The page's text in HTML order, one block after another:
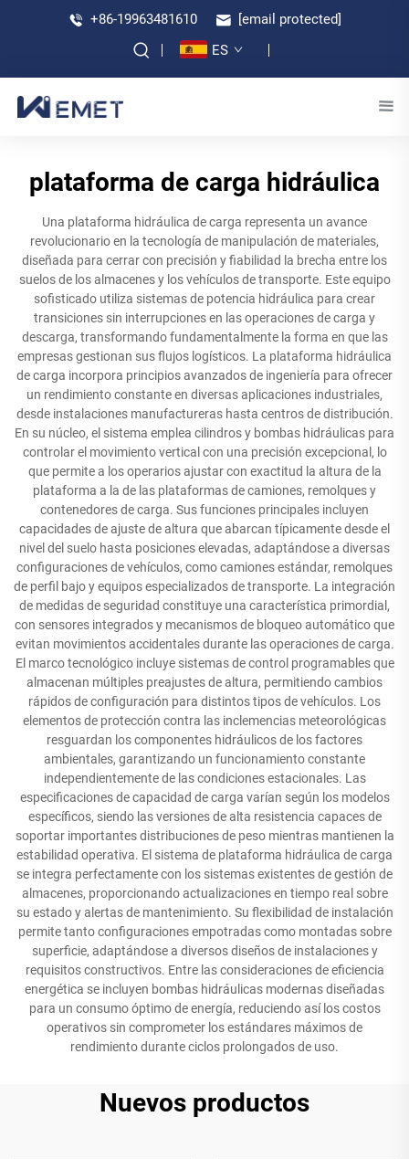
+86-19963481610
[email protected]
ES
plataforma de carga hidráulica
Una plataforma hidráulica de carga representa un avance
revolucionario en la tecnología de manipulación de materiales,
diseñada para cerrar con precisión y fiabilidad la brecha entre los
suelos de los almacenes y los vehículos de transporte. Este equipo
sofisticado utiliza sistemas de potencia hidráulica para crear
transiciones sin interrupciones en las operaciones de carga y
descarga, transformando fundamentalmente la forma en que las
empresas gestionan sus flujos logísticos. La plataforma hidráulica
de carga incorpora principios avanzados de ingeniería para ofrecer
un rendimiento constante en diversas aplicaciones industriales,
desde instalaciones manufactureras hasta centros de distribución.
En su núcleo, el sistema emplea cilindros y bombas hidráulicas para
controlar el movimiento vertical con una precisión excepcional, lo
que permite a los operarios ajustar con exactitud la altura de la
plataforma a la de las plataformas de camiones, remolques y
contenedores de carga. Sus funciones principales incluyen
capacidades de ajuste de altura que abarcan típicamente desde el
nivel del suelo hasta posiciones elevadas, adaptándose a diversas
configuraciones de vehículos, como camiones estándar, remolques
de perfil bajo y equipos especializados de transporte. La integración
de medidas de seguridad constituye una característica primordial,
con sensores integrados y mecanismos de bloqueo automático que
evitan movimientos accidentales durante las operaciones de carga.
El marco tecnológico incluye sistemas de control programables que
almacenan múltiples preajustes de altura, permitiendo cambios
rápidos de configuración para distintos tipos de vehículos. Los
elementos de protección contra las inclemencias meteorológicas
resguardan los componentes hidráulicos de los factores
ambientales, garantizando un funcionamiento constante
independientemente de las condiciones estacionales. Las
especificaciones de capacidad de carga varían según los modelos
específicos, siendo las versiones de alta resistencia capaces de
soportar importantes distribuciones de peso mientras mantienen la
estabilidad operativa. El sistema de plataforma hidráulica de carga
se integra perfectamente con los sistemas existentes de gestión de
almacenes, proporcionando actualizaciones en tiempo real sobre
su estado y alertas de mantenimiento. Su flexibilidad de instalación
permite tanto configuraciones empotradas como montadas sobre
superficie, adaptándose a diversos diseños de instalaciones y
requisitos constructivos. Entre las consideraciones de eficiencia
energética se incluyen bombas hidráulicas modernas diseñadas
para un consumo óptimo de energía, reduciendo así los costos
operativos sin comprometer los estándares máximos de
rendimiento durante ciclos prolongados de uso.
Nuevos productos